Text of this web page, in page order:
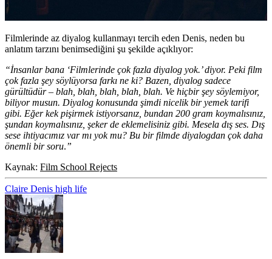
Filmlerinde az diyalog kullanmayı tercih eden Denis, neden bu
anlatım tarzını benimsediğini şu şekilde açıklıyor:
“İnsanlar bana ‘Filmlerinde çok fazla diyalog yok.’ diyor. Peki film
çok fazla şey söylüyorsa farkı ne ki? Bazen, diyalog sadece
gürültüdür – blah, blah, blah, blah, blah. Ve hiçbir şey söylemiyor,
biliyor musun. Diyalog konusunda şimdi nicelik bir yemek tarifi
gibi. Eğer kek pişirmek istiyorsanız, bundan 200 gram koymalısınız,
şundan koymalısınız, şeker de eklemelisiniz gibi. Mesela dış ses. Dış
sese ihtiyacımız var mı yok mu? Bu bir filmde diyalogdan çok daha
önemli bir soru.”
Kaynak: Film School Rejects
Claire Denis high life